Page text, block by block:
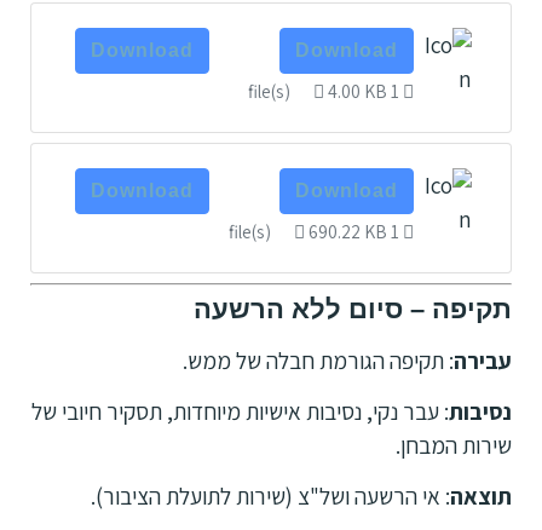
Download
4.00 KB
Download
Download
690.22 KB
Download
תקיפה – סיום ללא הרשעה
עבירה: תקיפה הגורמת חבלה של ממש.
נסיבות: עבר נקי, נסיבות אישיות מיוחדות, תסקיר חיובי של
שירות המבחן.
תוצאה: אי הרשעה ושל"צ (שירות לתועלת הציבור).